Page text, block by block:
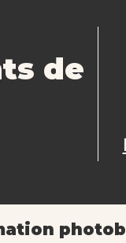
de